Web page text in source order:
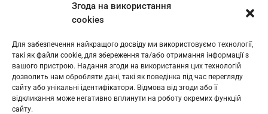
Згода на використання
cookies
Для забезпечення найкращого досвіду ми використовуємо технології,
такі як файли cookie, для збереження та/або отримання інформації з
вашого пристрою. Надання згоди на використання цих технологій
дозволить нам обробляти дані, такі як поведінка під час перегляду
сайту або унікальні ідентифікатори. Відмова від згоди або її
відкликання може негативно вплинути на роботу окремих функцій
сайту.
: L11-01410
: L11-01801
Косів: L11-01805
Гарасимів: L11-02274